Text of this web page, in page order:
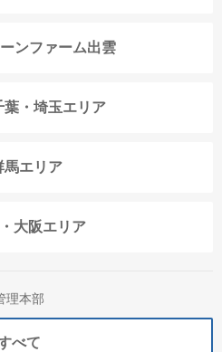
ンファーム出雲
葉・埼玉エリア
馬エリア
大阪エリア
理本部
べて